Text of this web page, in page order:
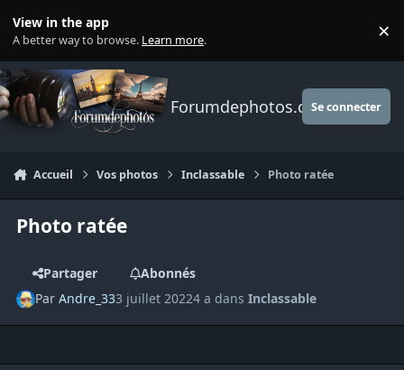
View in the app
A better way to browse. Learn more. ×
Forumdephotos.comSe connecter
Accueil Vos photos Inclassable Photo ratée
Photo ratée
Partager
Abonnés
ParAndre_333 juillet 20224 a dansInclassable